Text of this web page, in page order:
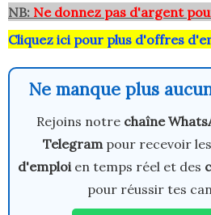
NB: Ne donnez pas d'argent
Cliquez ici pour plus d'offres
Ne manque plus
Rejoins notre chaîne
Telegrampour recevoir les
d'emploien temps réel et des
pour réussir tes